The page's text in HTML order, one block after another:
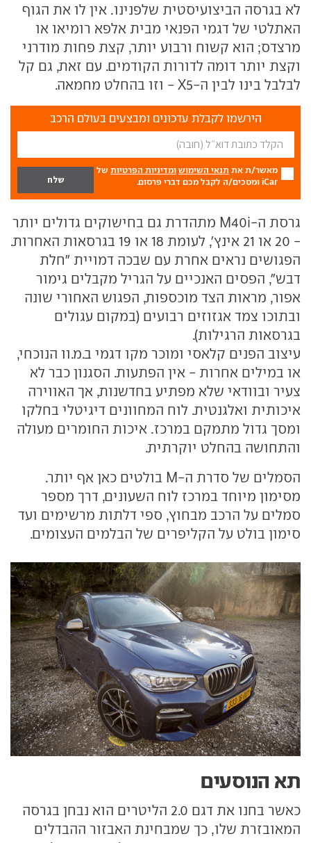
לא בגרסה הביצועיסטית שלפנינו. אין לו את הגוף
האתלטי של דגמי הפנאי מבית אלפא רומיאו או
מרצדס; הוא קשוח ורבוע יותר, קצת פחות מודרני
וקצת יותר דומה לדורות הקודמים. עם זאת, גם קל
לבלבל בינו לבין ה-X5 - וזו בהחלט מחמאה.
הירשמו לקבלת עדכונים ומבצעים בעולם הרכב
מאשר/ת את תנאי השימוש ומדיניות הפרטיות של
iCar ומסכים/ה לקבל מכם דברי פרסום.
גרסת ה-M40i מתהדרת גם בחישוקים גדולים יותר
- 20 או 21 אינץ', לעומת 18 או 19 בגרסאות האחרות.
הפגושים נראים אחרת עם שבכה דמויית "חלת
דבש", הפסים האנכיים על הגריל מקבלים גימור
אפור, מראות הצד מוכספות, הפגוש האחורי שונה
ובתוכו צמד אגזוזים רבועים (במקום עגולים
בגרסאות הרגילות).
עיצוב הפנים קלאסי ומוכר מקו דגמי ב.מ.וו הנוכחי,
או במילים אחרות - אין הפתעות. הסגנון כבר לא
צעיר ובוודאי שלא מפתיע בחדשנות, אך האווירה
איכותית ואלגנטית. לוח המחוונים דיגיטלי בחלקו
ומסך גדול מתמקם במרכז. איכות החומרים מעולה
והתחושה בהחלט יוקרתית.
הסמלים של סדרת ה-M בולטים כאן אף יותר.
מסימון מיוחד במרכז לוח השעונים, דרך מספר
סמלים על הרכב מבחוץ, ספי דלתות מרשימים ועד
סימון בולט על הקליפרים של הבלמים העצומים.
תא הנוסעים
כאשר בחנו את דגם 2.0 הליטרים הוא נבחן בגרסה
המאובזרת שלו, כך שמבחינת האבזור ההבדלים